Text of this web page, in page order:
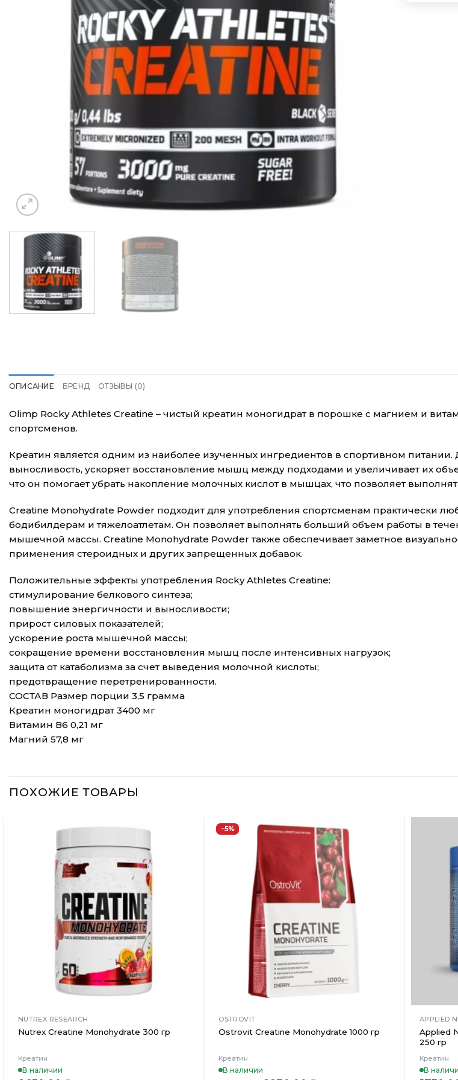
ОПИСАНИЕ БРЕНД ОТЗЫВЫ (0)
Olimp Rocky Athletes Creatine – чистый креатин моногидрат в порошке с магнием и
спортсменов.
Креатин является одним из наиболее изученных ингредиентов в спортивном
выносливость, ускоряет восстановление мышц между подходами и увеличивает их
что он помогает убрать накопление молочных кислот в мышцах, что позволяет
Creatine Monohydrate Powder подходит для употребления спортсменам практически
бодибилдерам и тяжелоатлетам. Он позволяет выполнять больший объем работы в
мышечной массы. Creatine Monohydrate Powder также обеспечивает заметное
применения стероидных и других запрещенных добавок.
Положительные эффекты употребления Rocky Athletes Creatine:
стимулирование белкового синтеза;
повышение энергичности и выносливости;
прирост силовых показателей;
ускорение роста мышечной массы;
сокращение времени восстановления мышц после интенсивных нагрузок;
защита от катаболизма за счет выведения молочной кислоты;
предотвращение перетренированности.
СОСТАВ Размер порции 3,5 грамма
Креатин моногидрат 3400 мг
Витамин В6 0,21 мг
Магний 57,8 мг
ПОХОЖИЕ ТОВАРЫ
NUTREX RESEARCH
Nutrex Creatine Monohydrate 300 гр
Креатин
В наличии
−5%
OSTROVIT
Ostrovit Creatine Monohydrate 1000 гр
Креатин
В наличии
APPLIED
Applied
250 гр
Креатин
В